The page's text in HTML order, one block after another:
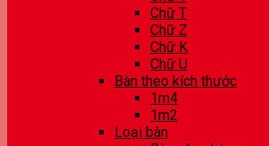
Chữ T
Chữ Z
Chữ K
Chữ U
Bàn theo kích thước
1m4
1m2
Loại bàn